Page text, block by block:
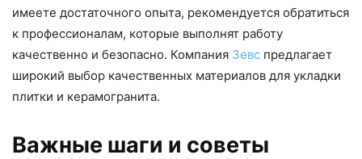
имеете достаточного опыта, рекомендуется обратиться
к профессионалам, которые выполнят работу
качественно и безопасно. Компания Зевс предлагает
широкий выбор качественных материалов для укладки
плитки и керамогранита.
Важные шаги и советы